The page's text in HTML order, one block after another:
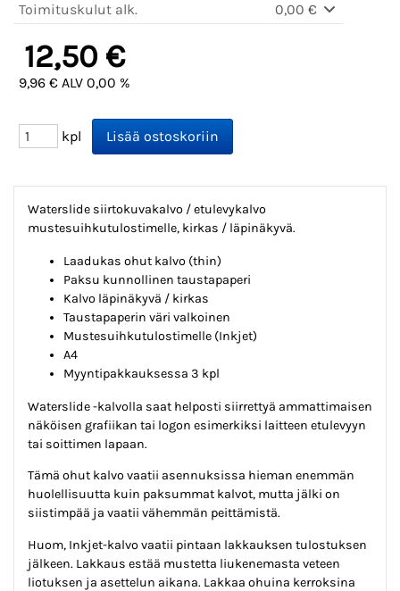
Toimituskulut alk.
0,00 €
12,50 €
9,96 € ALV 0,00 %
kpl
Waterslide siirtokuvakalvo / etulevykalvo
mustesuihkutulostimelle, kirkas / läpinäkyvä.
Laadukas ohut kalvo (thin)
Paksu kunnollinen taustapaperi
Kalvo läpinäkyvä / kirkas
Taustapaperin väri valkoinen
Mustesuihkutulostimelle (Inkjet)
A4
Myyntipakkauksessa 3 kpl
Waterslide -kalvolla saat helposti siirrettyä ammattimaisen
näköisen grafiikan tai logon esimerkiksi laitteen etulevyyn
tai soittimen lapaan.
Tämä ohut kalvo vaatii asennuksissa hieman enemmän
huolellisuutta kuin paksummat kalvot, mutta jälki on
siistimpää ja vaatii vähemmän peittämistä.
Huom, Inkjet-kalvo vaatii pintaan lakkauksen tulostuksen
jälkeen. Lakkaus estää mustetta liukenemasta veteen
liotuksen ja asettelun aikana. Lakkaa ohuina kerroksina